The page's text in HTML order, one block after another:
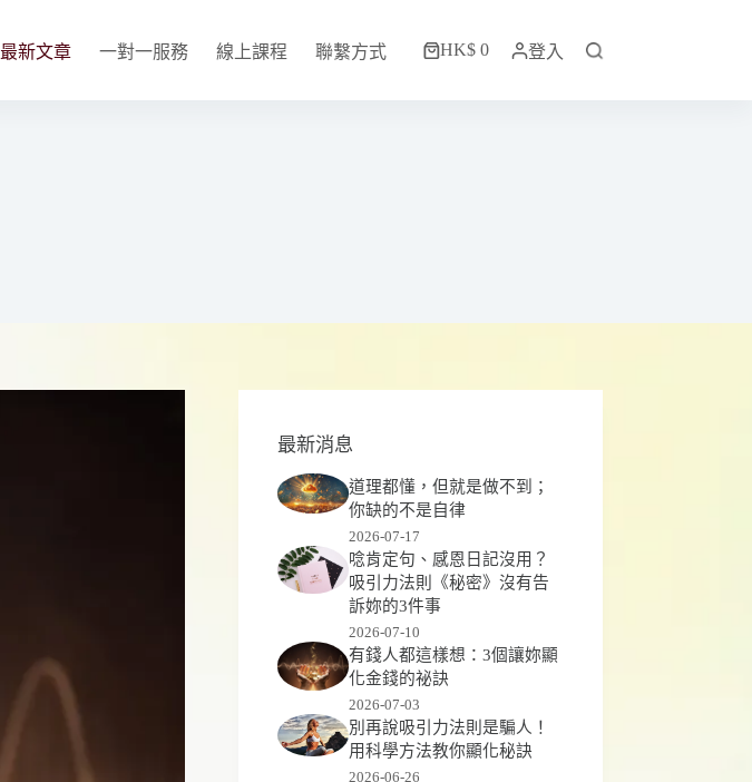
最新文章 一對一服務 線上課程 聯繫方式
購
HK$0 登入
最新消息
道理都懂，但就是做不到；
你缺的不是自律
2026-07-17
唸肯定句、感恩日記沒用？
吸引力法則《秘密》沒有告
訴妳的3件事
2026-07-10
有錢人都這樣想：3個讓妳顯
化金錢的祕訣
2026-07-03
別再說吸引力法則是騙人！
用科學方法教你顯化秘訣
2026-06-26